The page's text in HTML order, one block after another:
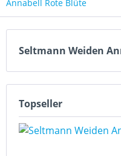
Annabell Rote Blüte
Seltmann Weiden
Topseller